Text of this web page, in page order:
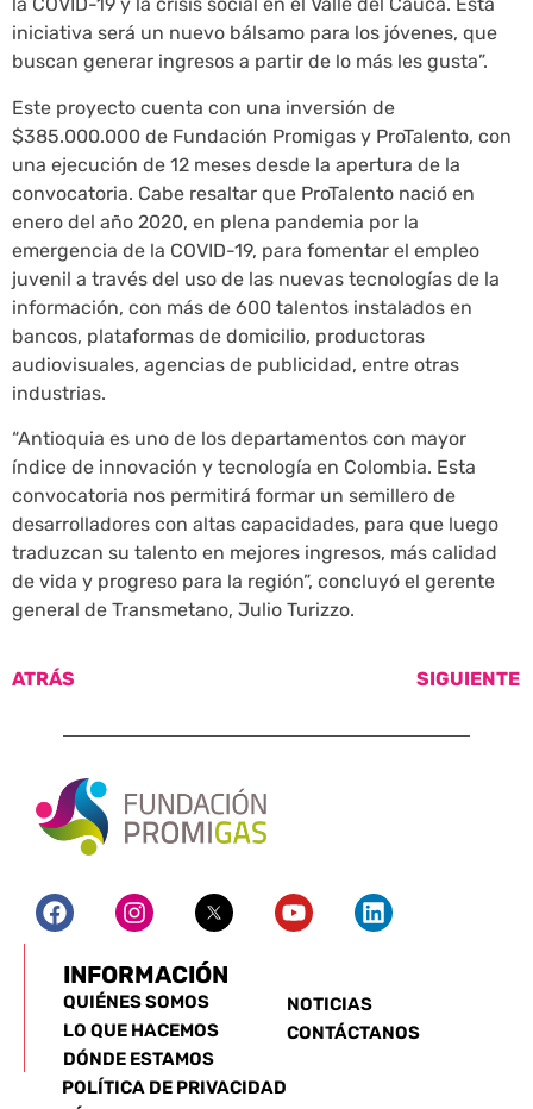
iniciativa será un nuevo bálsamo para los jóvenes, que
buscan generar ingresos a partir de lo más les gusta”.
Este proyecto cuenta con una inversión de
$385.000.000 de Fundación Promigas y ProTalento, con
una ejecución de 12 meses desde la apertura de la
convocatoria. Cabe resaltar que ProTalento nació en
enero del año 2020, en plena pandemia por la
emergencia de la COVID-19, para fomentar el empleo
juvenil a través del uso de las nuevas tecnologías de la
información, con más de 600 talentos instalados en
bancos, plataformas de domicilio, productoras
audiovisuales, agencias de publicidad, entre otras
industrias.
“Antioquia es uno de los departamentos con mayor
índice de innovación y tecnología en Colombia. Esta
convocatoria nos permitirá formar un semillero de
desarrolladores con altas capacidades, para que luego
traduzcan su talento en mejores ingresos, más calidad
de vida y progreso para la región”, concluyó el gerente
general de Transmetano, Julio Turizzo.
ATRÁS SIGUIENTE
INFORMACIÓN
QUIÉNES SOMOS
LO QUE HACEMOS
DÓNDE ESTAMOS
NOTICIAS
CONTÁCTANOS
POLÍTICA DE PRIVACIDAD